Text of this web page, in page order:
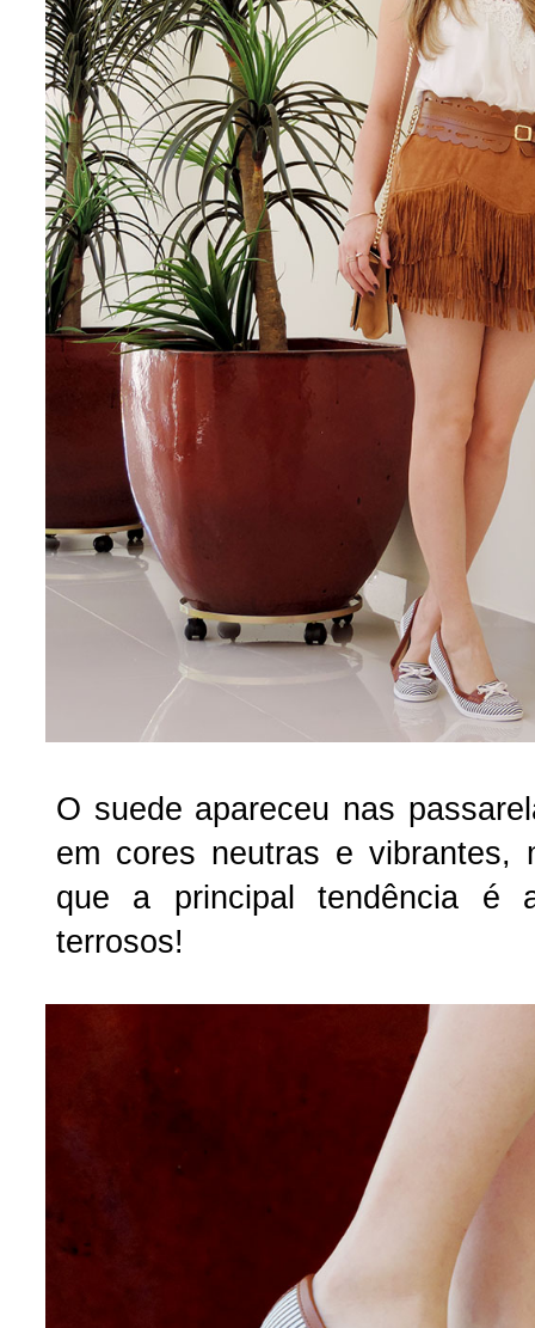
O suede apareceu nas
em cores neutras e vibrantes,
que a principal tendência é
terrosos!